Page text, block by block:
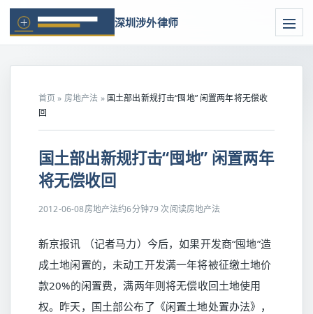
深圳涉外律师
首页 » 房地产法 » 国土部出新规打击“囤地” 闲置两年将无偿收
回
国土部出新规打击“囤地” 闲置两年
将无偿收回
2012-06-08房地产法约6分钟79 次阅读房地产法
新京报讯 （记者马力）今后，如果开发商“囤地”造
成土地闲置的，未动工开发满一年将被征缴土地价
款20%的闲置费，满两年则将无偿收回土地使用
权。昨天，国土部公布了《闲置土地处置办法》，